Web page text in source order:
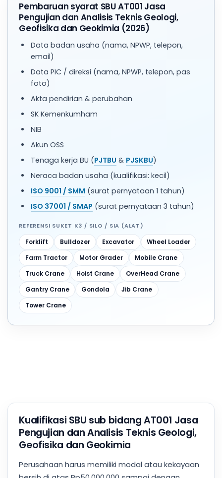
Pembaruan syarat SBU AT001 Jasa
Pengujian dan Analisis Teknis Geologi,
Geofisika dan Geokimia (2026)
Data badan usaha (nama, NPWP, telepon,
email)
Data PIC / direksi (nama, NPWP, telepon, pas
foto)
Akta pendirian & perubahan
SK Kemenkumham
NIB
Akun OSS
Tenaga kerja BU (PJTBU & PJSKBU)
Neraca badan usaha (kualifikasi: kecil)
ISO 9001 / SMM (surat pernyataan 1 tahun)
ISO 37001 / SMAP (surat pernyataan 3 tahun)
REFERENSI SUKET K3 / SILO / SIA (ALAT)
Forklift Bulldozer Excavator
Wheel Loader
Farm Tractor
Motor Grader
Mobile Crane
Truck Crane
Hoist Crane
OverHead Crane
Gantry Crane
Gondola
Jib Crane
Tower Crane
Kualifikasi SBU sub bidang AT001 Jasa
Pengujian dan Analisis Teknis Geologi,
Geofisika dan Geokimia
Perusahaan harus memiliki modal atau kekayaan